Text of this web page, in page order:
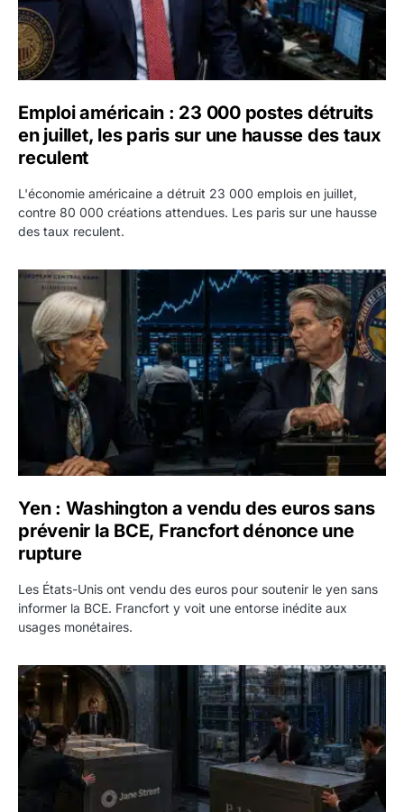
Emploi américain : 23 000 postes détruits
en juillet, les paris sur une hausse des taux
reculent
L'économie américaine a détruit 23 000 emplois en juillet,
contre 80 000 créations attendues. Les paris sur une hausse
des taux reculent.
Yen : Washington a vendu des euros sans prévenir la
Yen : Washington a vendu des euros sans
prévenir la BCE, Francfort dénonce une
rupture
Les États-Unis ont vendu des euros pour soutenir le yen sans
informer la BCE. Francfort y voit une entorse inédite aux
usages monétaires.
Jane Street négocie le transfert de 11 milliards de